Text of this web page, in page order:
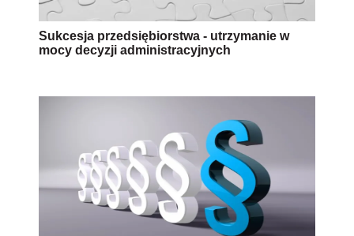
Nowelizacja procedury administracyjnej od
Źródło: